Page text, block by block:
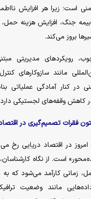
است؛ زیرا هر افزایش
جنگ، افزایش هزینه حمل،
بروز می‌کند.
رویکرد‌های مدیریتی
مانند سازوکار‌های
در کنار آمادگی عملیاتی
کاهش وقفه‌های لجستیکی
فقرات تصمیم‌گیری در
در اقتصاد دریایی رخ
است. از نگاه
زمانی کارآمد می‌شود که به
مانند وضعیت